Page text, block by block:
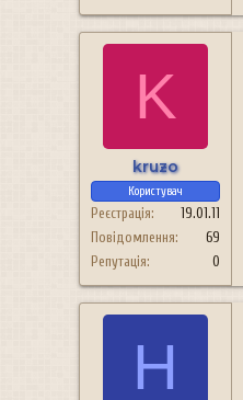
K
kruzo
Користувач
Реєстрація
19.01.11
Повідомлення
69
Репутація
0
H